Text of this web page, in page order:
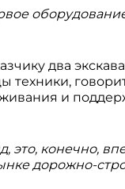
два
и
конечно,
дорожно-